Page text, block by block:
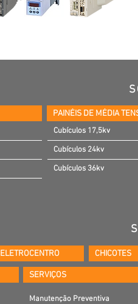
PAINÉIS DE MÉDIA
Cubículos 17,5kv
Cubículos 24kv
Cubículos 36kv
ELETROCENTRO CHICOTES
SERVIÇOS
Manutenção Preventiva